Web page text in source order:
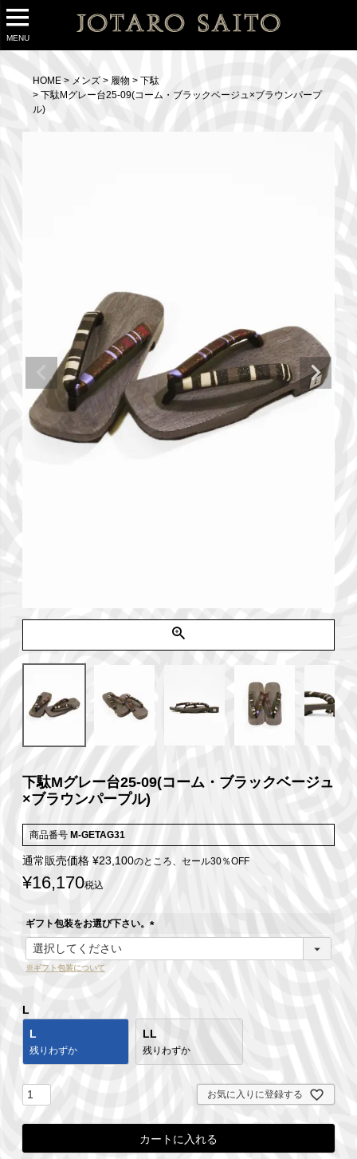
MENU
HOME メンズ 履物
下駄
下駄Mグレー台25-09(コーム・ブラックベージュ×ブラウンパープ
ル)
下駄Mグレー台25-09(コーム・ブラックベージュ
×ブラウンパープル)
商品番号 M-GETAG31
通常販売価格 ¥23,100のところ、セール30％OFF
¥16,170税込
ギフト包装をお選び下さい。
(
※ギフト包装について
L
L
残りわずか
LL
残りわずか
お気に入りに登録する
カートに入れる